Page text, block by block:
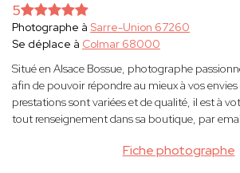
Fiche photographe
5
Photographe à Sarre-Union 67260
Se déplace à Colmar 68000
Situé en Alsace Bossue, photographe
afin de pouvoir répondre au mieux à vos
prestations sont variées et de qualité, il est à
tout renseignement dans sa boutique, par